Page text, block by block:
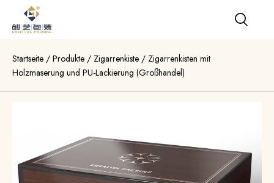
Startseite / Produkte / Zigarrenkiste / Zigarrenkisten mit
Holzmaserung und PU-Lackierung (Großhandel)